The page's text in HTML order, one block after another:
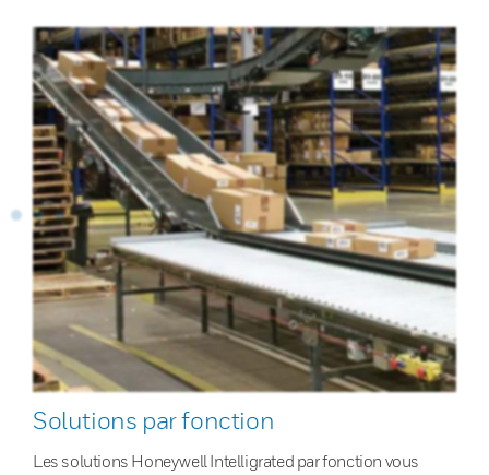
Solutions par fonction
Les solutions Honeywell Intelligrated par fonction vous